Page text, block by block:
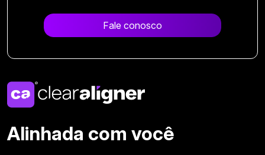
Fale conosco
Alinhada com você